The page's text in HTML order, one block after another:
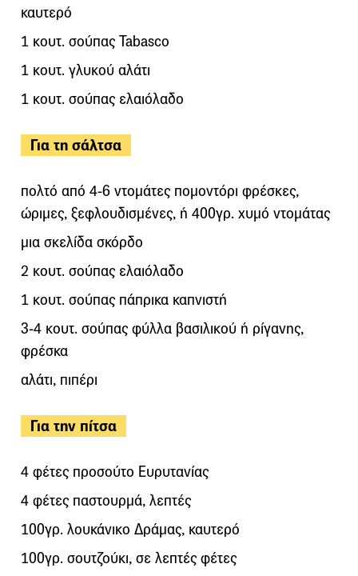
καυτερό
1 κουτ. σούπας Tabasco
1 κουτ. γλυκού αλάτι
1 κουτ. σούπας ελαιόλαδο
Για τη σάλτσα
πολτό από 4-6 ντομάτες πομοντόρι φρέσκες,
ώριμες, ξεφλουδισμένες, ή 400γρ. χυμό ντομάτας
μια σκελίδα σκόρδο
2 κουτ. σούπας ελαιόλαδο
1 κουτ. σούπας πάπρικα καπνιστή
3-4 κουτ. σούπας φύλλα βασιλικού ή ρίγανης,
φρέσκα
αλάτι, πιπέρι
Για την πίτσα
4 φέτες προσούτο Ευρυτανίας
4 φέτες παστουρμά, λεπτές
100γρ. λουκάνικο Δράμας, καυτερό
100γρ. σουτζούκι, σε λεπτές φέτες